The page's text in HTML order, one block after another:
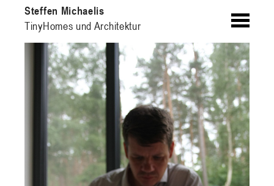
Steffen Michaelis
TinyHomes und Architektur
Steffen
Michaelis